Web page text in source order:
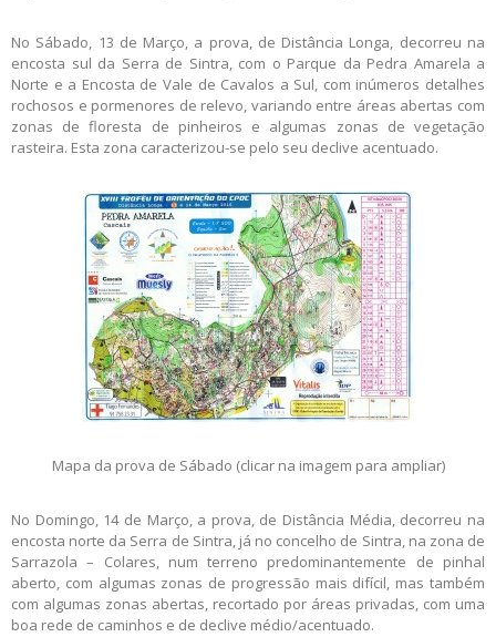
No Sábado, 13 de Março, a prova, de Distância Longa, decorreu na
encosta sul da Serra de Sintra, com o Parque da Pedra Amarela a
Norte e a Encosta de Vale de Cavalos a Sul, com inúmeros detalhes
rochosos e pormenores de relevo, variando entre áreas abertas com
zonas de floresta de pinheiros e algumas zonas de vegetação
rasteira. Esta zona caracterizou-se pelo seu declive acentuado.
Mapa da prova de Sábado (clicar na imagem para ampliar)
No Domingo, 14 de Março, a prova, de Distância Média, decorreu na
encosta norte da Serra de Sintra, já no concelho de Sintra, na zona de
Sarrazola – Colares, num terreno predominantemente de pinhal
aberto, com algumas zonas de progressão mais difícil, mas também
com algumas zonas abertas, recortado por áreas privadas, com uma
boa rede de caminhos e de declive médio/acentuado.